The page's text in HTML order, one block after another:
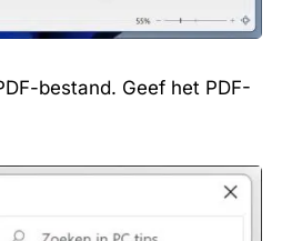
bestand. Geef het PDF-